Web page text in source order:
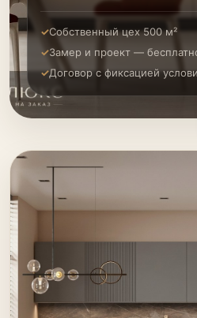
Собственный цех 500 м²
Замер и проект —
Договор с фиксацией